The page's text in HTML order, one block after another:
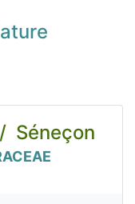
/ Séneçon